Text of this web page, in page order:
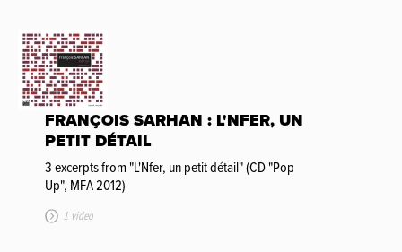
FRANÇOIS SARHAN : L'NFER, UN
PETIT DÉTAIL
3 excerpts from "L'Nfer, un petit détail" (CD "Pop
Up", MFA 2012)
1 video